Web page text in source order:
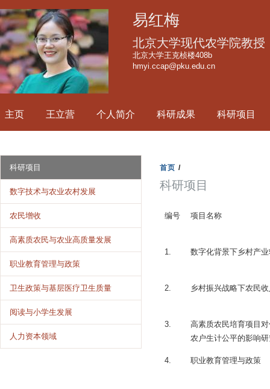
到
内
易红梅
北京大学现代农学院教授
北京大学王克桢楼408b
hmyi.ccap@pku.edu.cn
主页 王立营 个人简介 科研成果 科研项目
首页 /
科研项目
编号 项目名称
1. 数字化背景下乡村产
2. 乡村振兴战略下农民
3.
高素质农民培育项目
农户生计公平的影响
4. 职业教育管理与政策
科研项目
数字技术与农业农村发展
农民增收
高素质农民与农业高质量发展
职业教育管理与政策
卫生政策与基层医疗卫生质量
阅读与小学生发展
人力资本领域